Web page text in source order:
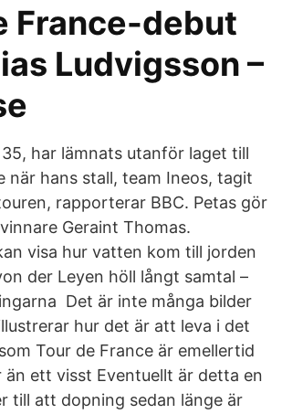
France-debut
Ludvigsson –
har lämnats utanför laget till
när hans stall, team Ineos, tagit
rapporterar BBC. Petas gör
Geraint Thomas.
visa hur vatten kom till jorden
der Leyen höll långt samtal –
Det är inte många bilder
hur det är att leva i det
Tour de France är emellertid
än ett visst Eventuellt är detta en
till att dopning sedan länge är